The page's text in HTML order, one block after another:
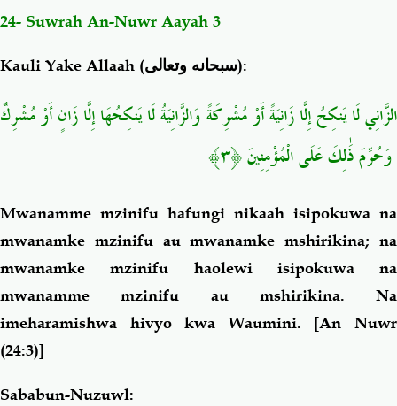
24- Suwrah An-Nuwr Aayah 3
Kauli Yake Allaah (سبحانه وتعالى):
الزَّانِي لَا يَنكِحُ إِلَّا زَانِيَةً أَوْ مُشْرِكَةً وَالزَّانِيَةُ لَا يَنكِحُهَا إِلَّا زَانٍ أَوْ مُشْرِكٌ
ۚ وَحُرِّمَ ذَٰلِكَ عَلَى الْمُؤْمِنِينَ ﴿٣﴾
Mwanamme mzinifu hafungi nikaah isipokuwa na
mwanamke mzinifu au mwanamke mshirikina; na
mwanamke mzinifu haolewi isipokuwa na
mwanamme mzinifu au mshirikina. Na
imeharamishwa hivyo kwa Waumini. [An Nuwr
(24:3)]
Sababun-Nuzuwl: